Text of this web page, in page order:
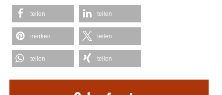
teilen teilen
merken teilen
teilen teilen